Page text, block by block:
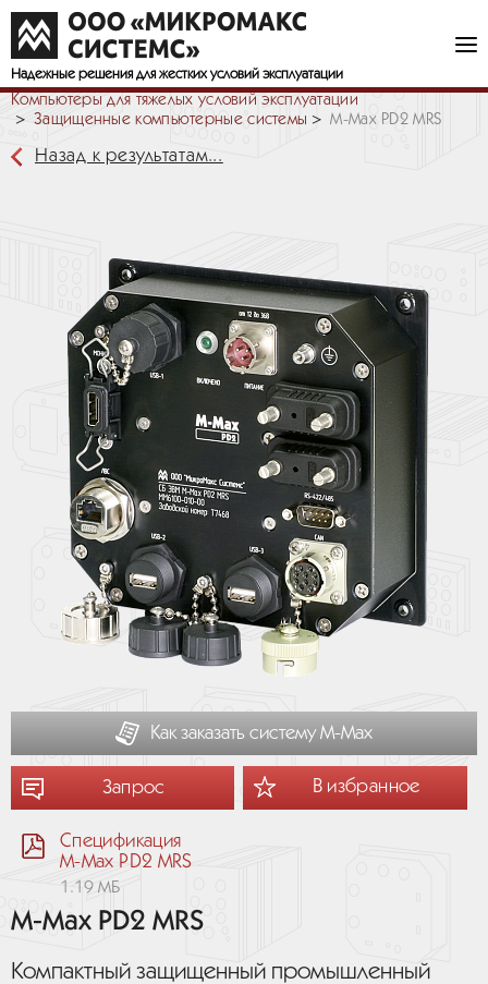
Надежные решения для жестких условий эксплуатации
Компьютеры для тяжелых условий эксплуатации
Защищенные компьютерные системы
M-Max PD2 MRS
Назад к результатам...
Как заказать систему М-Мах
Запрос В избранное
Спецификация
M-Max PD2 MRS
1.19 МБ
M-Max PD2 MRS
Компактный защищенный промышленный